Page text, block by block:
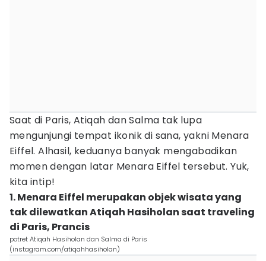
Saat di Paris, Atiqah dan Salma tak lupa
mengunjungi tempat ikonik di sana, yakni Menara
Eiffel. Alhasil, keduanya banyak mengabadikan
momen dengan latar Menara Eiffel tersebut. Yuk,
kita intip!
1. Menara Eiffel merupakan objek wisata yang
tak dilewatkan Atiqah Hasiholan saat traveling
di Paris, Prancis
potret Atiqah Hasiholan dan Salma di Paris
(instagram.com/atiqahhasiholan)